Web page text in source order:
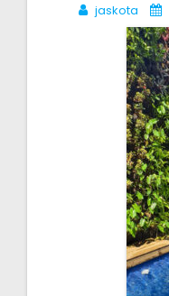
jaskota
navigation